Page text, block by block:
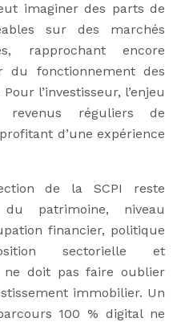
imaginer des parts de
sur des marchés
rapprochant encore
du fonctionnement des
l’investisseur, l’enjeu
réguliers de
d’une expérience
de la SCPI reste
patrimoine, niveau
financier, politique
sectorielle et
ne doit pas faire oublier
immobilier. Un
100 % digital ne